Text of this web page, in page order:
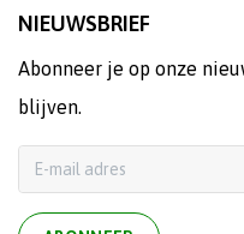
NIEUWSBRIEF
Abonneer je op onze
blijven.